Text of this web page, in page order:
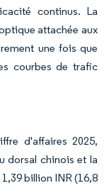
continus. La
attachée aux
une fois que
courbes de trafic
d'affaires 2025,
dorsal chinois et la
billion INR (16,8